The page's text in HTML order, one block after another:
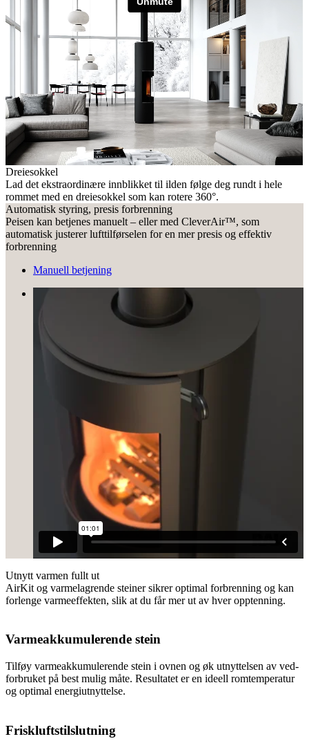
Dreiesokkel
Lad det ekstraordinære innblikket til ilden følge deg rundt i hele
rommet med en dreiesokkel som kan rotere 360°.
Automatisk styring, presis forbrenning
Peisen kan betjenes manuelt – eller med CleverAir™, som
automatisk justerer lufttilførselen for en mer presis og effektiv
forbrenning
Manuell betjening
Utnytt varmen fullt ut
AirKit og varmelagrende steiner sikrer optimal forbrenning og kan
forlenge varmeeffekten, slik at du får mer ut av hver opptenning.
Varmeakkumulerende stein
Tilføy varmeakkumulerende stein i ovnen og øk utnyttelsen av ved-
forbruket på best mulig måte. Resultatet er en ideell romtemperatur
og optimal energiutnyttelse.
Friskluftstilslutning